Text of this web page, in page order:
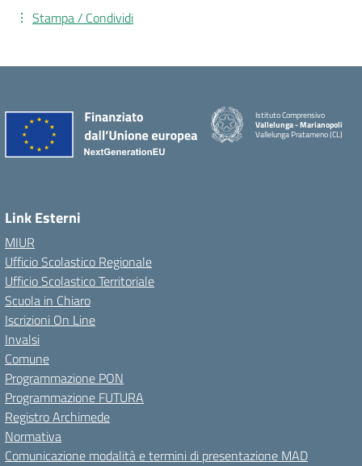
Stampa / Condividi
Istituto Comprensivo
Vallelunga - Marianopoli
Vallelunga Pratameno (CL)
Link Esterni
MIUR
Ufficio Scolastico Regionale
Ufficio Scolastico Territoriale
Scuola in Chiaro
Iscrizioni On Line
Invalsi
Comune
Programmazione PON
Programmazione FUTURA
Registro Archimede
Normativa
Comunicazione modalità e termini di presentazione MAD